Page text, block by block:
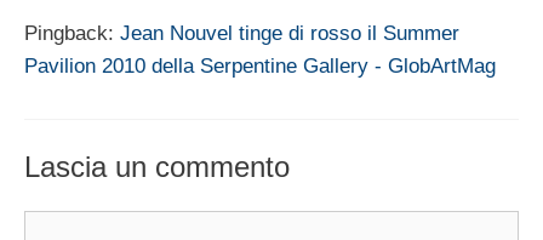
Pingback: Jean Nouvel tinge di rosso il Summer
Pavilion 2010 della Serpentine Gallery - GlobArtMag
Lascia un commento